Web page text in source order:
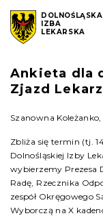
DOLNOŚLĄSKA
IZBA
LEKARSKA
Ankieta dla
Zjazd
Szanowna
Zbliża się termin (tj.
Dolnośląskiej Izby
wybierzemy Prezesa
Radę, Rzecznika
zespół Okręgowego
Wyborczą na X